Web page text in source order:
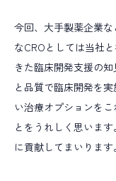
今回、大手製薬企業
なCROとしては当社
きた臨床開発支援の
と品質で臨床開発を
い治療オプションを
とをうれしく思いま
に貢献してまいります。